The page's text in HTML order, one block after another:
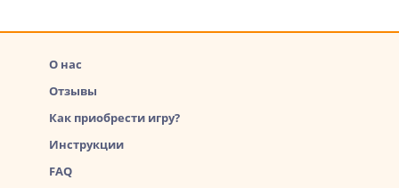
О нас
Отзывы
Как приобрести игру?
Инструкции
FAQ